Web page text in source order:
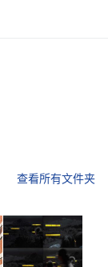
查看所有文件夹